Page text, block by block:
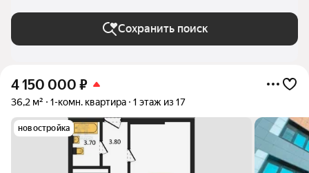
Сохранить поиск
4 150 000 ₽
36,2 м² 1-комн. квартира 1 этаж из 17
новостройка